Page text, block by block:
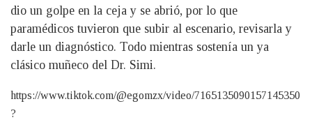
dio un golpe en la ceja y se abrió, por lo que
paramédicos tuvieron que subir al escenario, revisarla y
darle un diagnóstico. Todo mientras sostenía un ya
clásico muñeco del Dr. Simi.
https://www.tiktok.com/@egomzx/video/7165135090157145350
?